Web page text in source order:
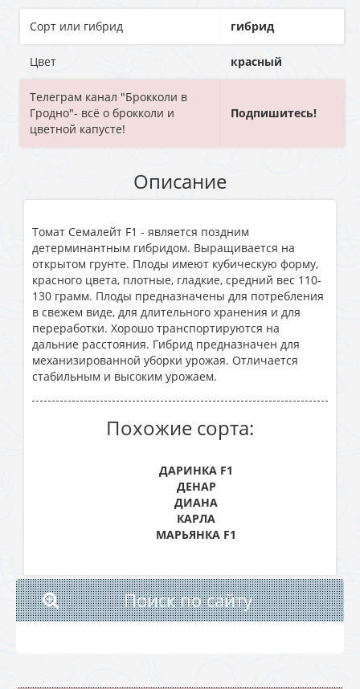
Сорт или гибрид гибрид
Цвет красный
Телеграм канал "Брокколи в
Гродно"- всё о брокколи и
цветной капусте!
Подпишитесь!
Описание
Томат Семалейт F1 - является поздним
детерминантным гибридом. Выращивается на
открытом грунте. Плоды имеют кубическую форму,
красного цвета, плотные, гладкие, средний вес 110-
130 грамм. Плоды предназначены для потребления
в свежем виде, для длительного хранения и для
переработки. Хорошо транспортируются на
дальние расстояния. Гибрид предназначен для
механизированной уборки урожая. Отличается
стабильным и высоким урожаем.
Похожие сорта:
ДАРИНКА F1
ДЕНАР
ДИАНА
КАРЛА
МАРЬЯНКА F1
Поиск по сайту